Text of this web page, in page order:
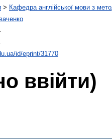
> Кафедра англійської мови з
id/eprint/31770
ввійти)